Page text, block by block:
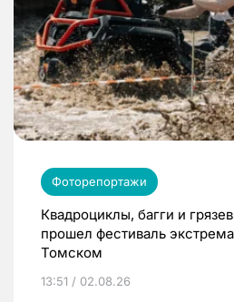
Фоторепортажи
Квадроциклы, багги и
прошел фестиваль
Томском
13:51 / 02.08.26